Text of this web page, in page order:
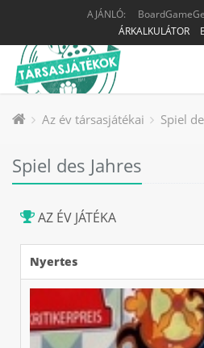
AJÁNLÓ:
ÁRKALKULÁTOR
Az év társasjátékai Spiel
Spiel des Jahres
AZ ÉV JÁTÉKA
Nyertes